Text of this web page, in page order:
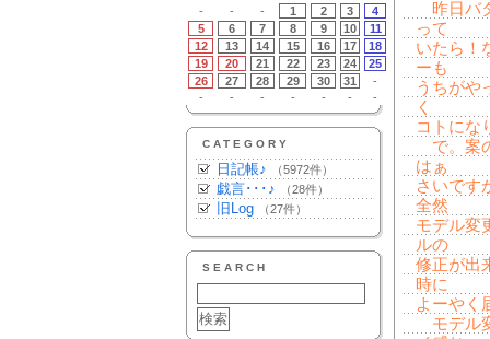
-
- - 1 2 3
4
5
6 7 8 9 10
11
12
13 14 15 16 17
18
19
20 21 22 23 24
25
26
27 28 29 30 31
-
-
- - - - - -
CATEGORY
日記帳♪ （5972件）
戯言･･･♪ （28件）
旧Log （27件）
SEARCH
昨日バ
って
いたら！
ーも
うちがや
く
コトにな
で。案
はぁ
さいです
全然
モデル変
ルの
修正が出
時に
よーやく
モデル